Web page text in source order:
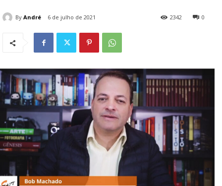
By André 6 de julho de 2021 0
2342